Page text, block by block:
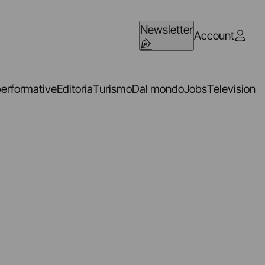
NewsletterAccount
EditoriaTurismoDal mondoJobsTelevision